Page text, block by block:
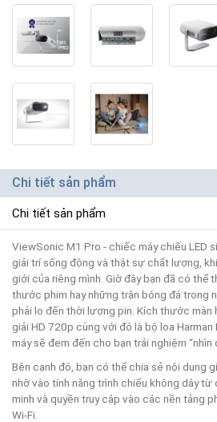
Chi tiết sản phẩm
Chi tiết sản phẩm
ViewSonic M1 Pro - chiếc máy chiếu LED
giải trí sống động và thật sự chất lượng,
giới của riêng mình. Giờ đây bạn đã có thể
thước phim hay những trận bóng đá trong
phải lo đến thời lượng pin. Kích thước màn
giải HD 720p cùng với đó là bộ loa
máy sẽ đem đến cho bạn trải nghiệm “nhìn
Bên cạnh đó, bạn có thể chia sẻ nội dung
nhờ vào tính năng trình chiếu không dây
minh và quyền truy cập vào các nền tảng
Wi-Fi.